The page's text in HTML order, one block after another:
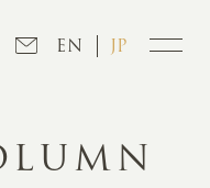
EN JP